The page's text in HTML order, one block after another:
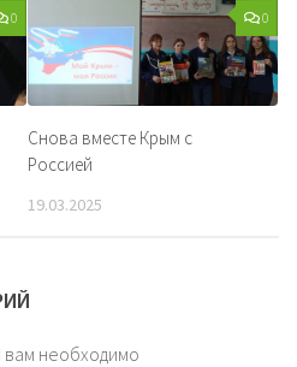
0 0
Снова вместе Крым с
Россией
19.03.2025
необходимо